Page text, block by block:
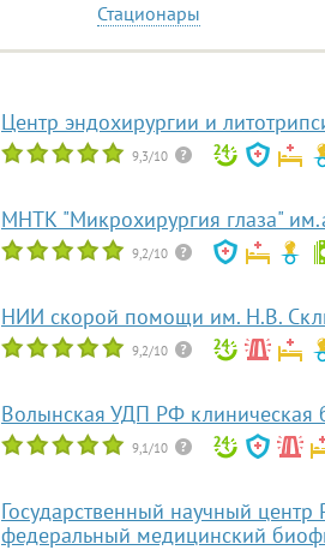
Стационары
Центр эндохирургии и
9,3/10
МНТК "Микрохирургия глаза"
9,2/10
НИИ скорой помощи им. Н.В.
9,2/10
Волынская УДП РФ
9,1/10
Государственный научный
федеральный медицинский